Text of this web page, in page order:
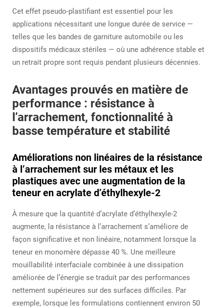
Cet effet pseudo-plastifiant est essentiel pour les
applications nécessitant une longue durée de service —
telles que les bandes de garniture automobile ou les
dispositifs médicaux stériles — où une adhérence stable et
un retrait propre sont requis pendant plusieurs décennies.
Avantages prouvés en matière de
performance : résistance à
l’arrachement, fonctionnalité à
basse température et stabilité
Améliorations non linéaires de la résistance
à l’arrachement sur les métaux et les
plastiques avec une augmentation de la
teneur en acrylate d’éthylhexyle-2
À mesure que la quantité d’acrylate d’éthylhexyle-2
augmente, la résistance à l’arrachement s’améliore de
façon significative et non linéaire, notamment lorsque la
teneur en monomère dépasse 40 %. Une meilleure
mouillabilité interfaciale combinée à une dissipation
améliorée de l’énergie se traduit par des performances
nettement supérieures sur des surfaces difficiles. Par
exemple, lorsque les formulations contiennent environ 50